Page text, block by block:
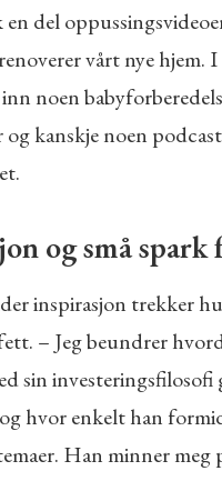
del
vårt nye hjem.
noen
og kanskje noen
og små spark
inspirasjon trekker
– Jeg beundrer
sin investeringsfilosofi
hvor enkelt han
Han minner meg